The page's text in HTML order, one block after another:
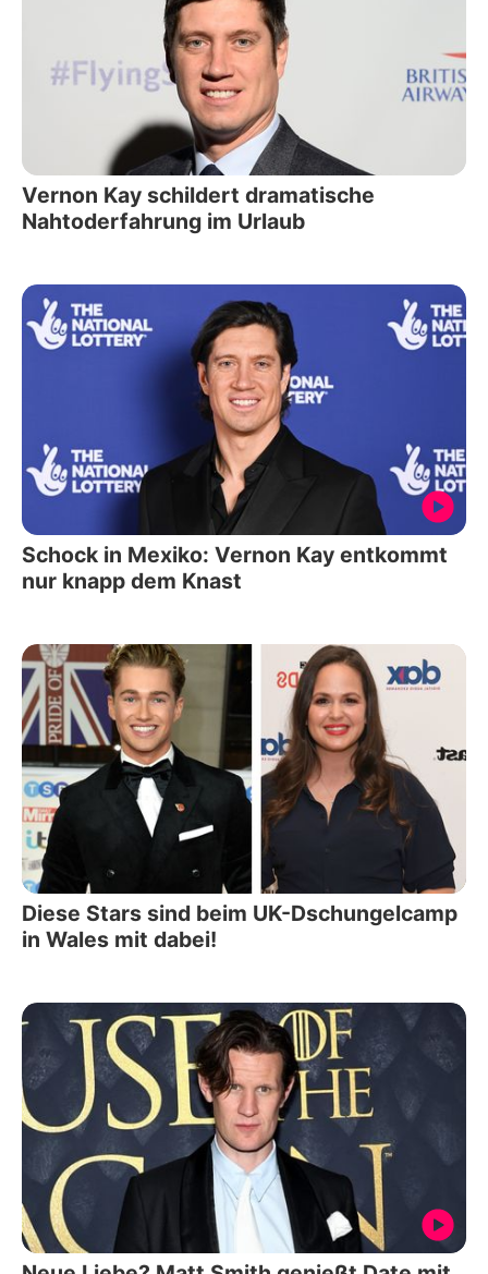
Vernon Kay schildert dramatische
Nahtoderfahrung im Urlaub
Schock in Mexiko: Vernon Kay entkommt
nur knapp dem Knast
Diese Stars sind beim UK-Dschungelcamp
in Wales mit dabei!